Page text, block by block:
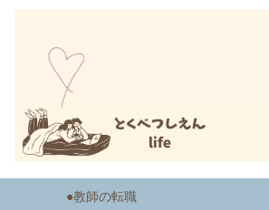
●教師の転職